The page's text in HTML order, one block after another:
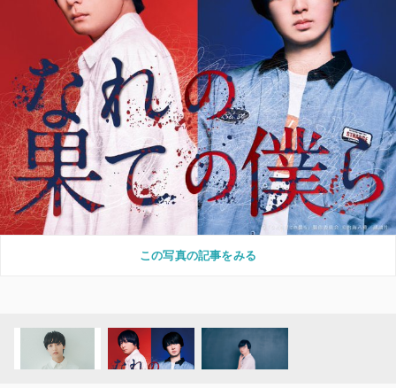
この写真の記事をみる